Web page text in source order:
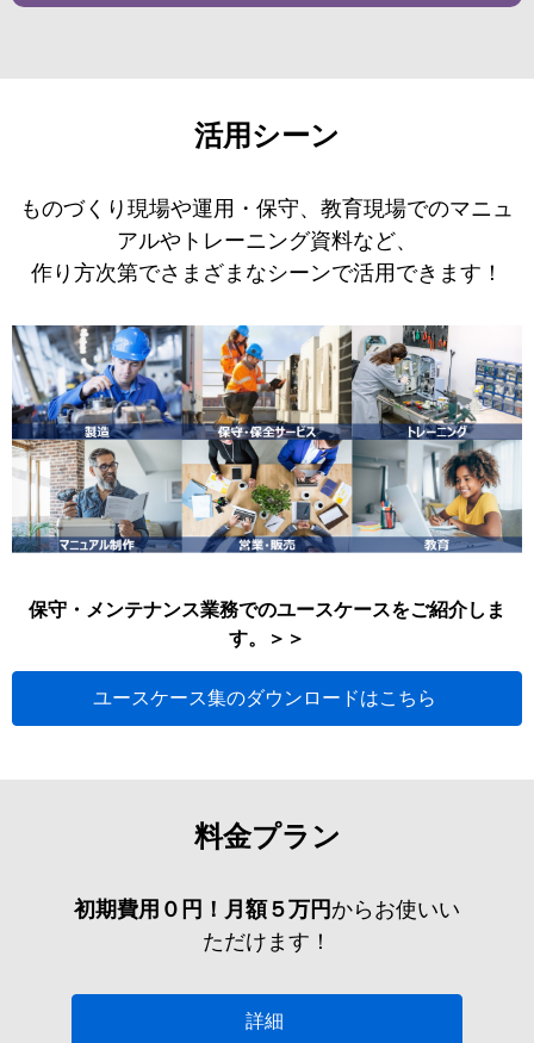
活用シーン
ものづくり現場や運用・保守、教育現場でのマニュ
アルやトレーニング資料など、
作り方次第でさまざまなシーンで活用できます！
保守・メンテナンス業務でのユースケースをご紹介しま
す。＞＞
ユースケース集のダウンロードはこちら
料金プラン
初期費用０円！月額５万円からお使いい
ただけます！
詳細